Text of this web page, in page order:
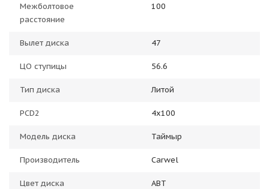
Межболтовое
расстояние
100
Вылет диска 47
ЦО ступицы 56.6
Тип диска Литой
PCD2 4x100
Модель диска Таймыр
Производитель Carwel
Цвет диска ABT